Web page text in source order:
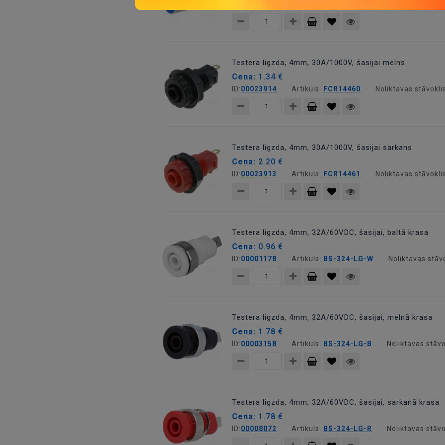
Testera ligzda, 4mm, 30A/1000V, šasijai melns
Cena: 1.34 €
ID:00023914 Artikuls: FCR14460 Noliktavas
Testera ligzda, 4mm, 30A/1000V, šasijai sarkans
Cena: 2.20 €
ID:00023913 Artikuls: FCR14461 Noliktavas
Testera ligzda, 4mm, 32A/60VDC, šasijai, baltā krasa
Cena: 0.96 €
ID:00001178 Artikuls: BS-324-LG-W Noliktavas
Testera ligzda, 4mm, 32A/60VDC, šasijai, melnā krasa
Cena: 1.78 €
ID:00003158 Artikuls: BS-324-LG-B Noliktavas
Testera ligzda, 4mm, 32A/60VDC, šasijai, sarkanā krasa
Cena: 1.78 €
ID:00008072 Artikuls: BS-324-LG-R Noliktavas